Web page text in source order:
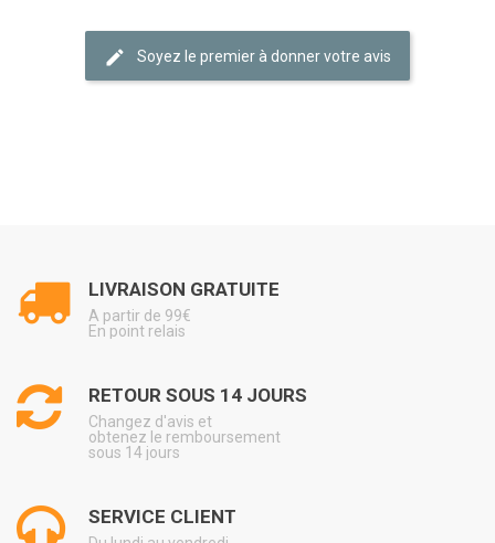
Soyez le premier à donner votre avis
LIVRAISON GRATUITE
A partir de 99€
En point relais
RETOUR SOUS 14 JOURS
Changez d'avis et
obtenez le remboursement
sous 14 jours
SERVICE CLIENT